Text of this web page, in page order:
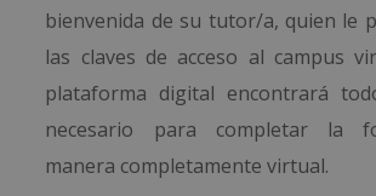
bienvenida de su tutor/a, quien le
las claves de acceso al campus
plataforma digital encontrará
necesario para completar la
manera completamente virtual.